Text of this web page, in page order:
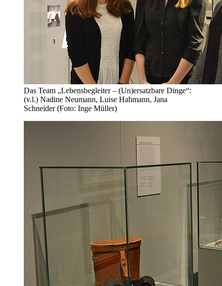
Das Team „Lebensbegleiter – (Un)ersatzbare Dinge“:
(v.l.) Nadine Neumann, Luise Hahmann, Jana
Schneider (Foto: Inge Müller)